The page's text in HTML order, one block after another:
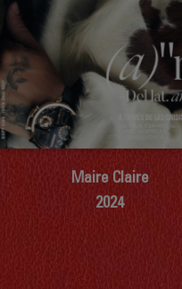
Maire Claire
2024